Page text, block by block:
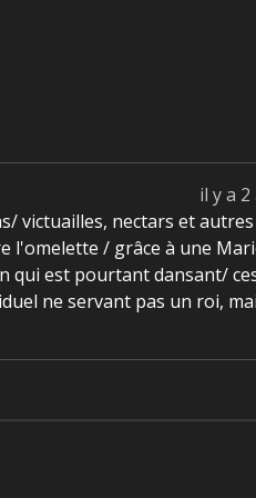
il y a 2
victuailles, nectars et autres
l'omelette / grâce à une
qui est pourtant dansant/
ne servant pas un roi,